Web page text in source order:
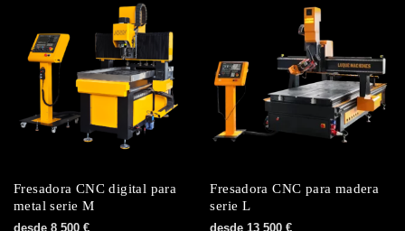
alto
Fresadora CNC digital para
metal serie M
desde 8 500 €
Fresadora CNC para madera
serie L
desde 13 500€